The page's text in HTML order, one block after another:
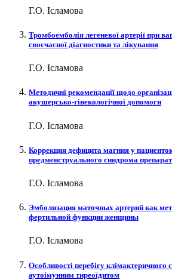
Г.О. Ісламова
Тромбоемболія легеневої артерії при
своєчасної діагностики та лікування
Г.О. Ісламова
Методичні рекомендації щодо
акушерсько-гінекологічної допомоги
Г.О. Ісламова
Коррекция дефицита магния у
предменструального синдрома
Г.О. Ісламова
Эмболизация маточных артерий как
фертильной функции женщины
Г.О. Ісламова
Особливості перебігу клімактеричного
аутоімунним тиреоїдитом